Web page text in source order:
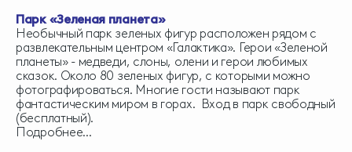
Парк «Зеленая планета»
Необычный парк зеленых фигур расположен рядом с
развлекательным центром «Галактика». Герои «Зеленой
планеты» - медведи, слоны, олени и герои любимых
сказок. Около 80 зеленых фигур, с которыми можно
фотографироваться. Многие гости называют парк
фантастическим миром в горах. Вход в парк свободный
(бесплатный).
Подробнее...